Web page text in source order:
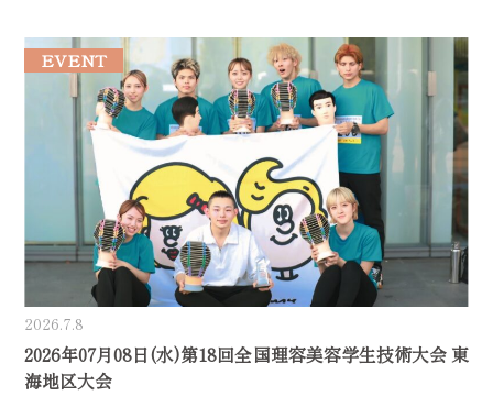
EVENT
2026.7.8
2026年07月08日(水)第18回全国理容美容学生技術大会 東
海地区大会